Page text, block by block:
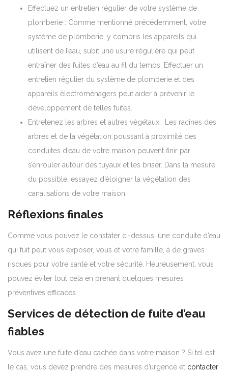
Effectuez un entretien régulier de votre système de
plomberie : Comme mentionné précédemment, votre
système de plomberie, y compris les appareils qui
utilisent de l’eau, subit une usure régulière qui peut
entraîner des fuites d’eau au fil du temps. Effectuer un
entretien régulier du système de plomberie et des
appareils électroménagers peut aider à prévenir le
développement de telles fuites.
Entretenez les arbres et autres végétaux : Les racines des
arbres et de la végétation poussant à proximité des
conduites d’eau de votre maison peuvent finir par
s’enrouler autour des tuyaux et les briser. Dans la mesure
du possible, essayez d’éloigner la végétation des
canalisations de votre maison.
Réflexions finales
Comme vous pouvez le constater ci-dessus, une conduite d’eau
qui fuit peut vous exposer, vous et votre famille, à de graves
risques pour votre santé et votre sécurité. Heureusement, vous
pouvez éviter tout cela en prenant quelques mesures
préventives efficaces.
Services de détection de fuite d’eau
fiables
Vous avez une fuite d’eau cachée dans votre maison ? Si tel est
le cas, vous devez prendre des mesures d’urgence et contacter